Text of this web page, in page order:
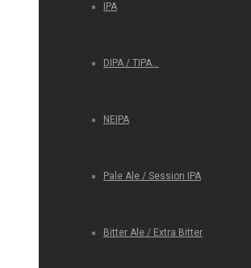
IPA
DIPA / TIPA…
NEIPA
Pale Ale / Session IPA
Bitter Ale / Extra Bitter